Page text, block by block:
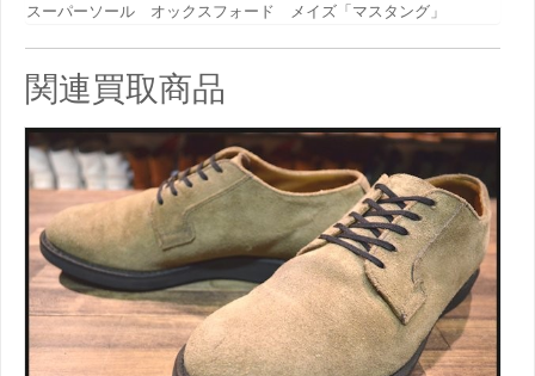
スーパーソール オックスフォード メイズ「マスタング」
関連買取商品